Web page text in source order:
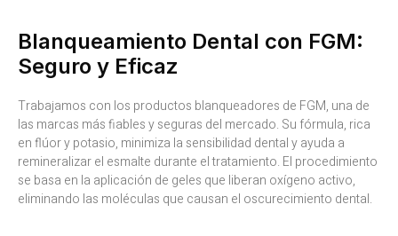
Blanqueamiento Dental con FGM:
Seguro y Eficaz
Trabajamos con los productos blanqueadores de FGM, una de
las marcas más fiables y seguras del mercado. Su fórmula, rica
en flúor y potasio, minimiza la sensibilidad dental y ayuda a
remineralizar el esmalte durante el tratamiento. El procedimiento
se basa en la aplicación de geles que liberan oxígeno activo,
eliminando las moléculas que causan el oscurecimiento dental.